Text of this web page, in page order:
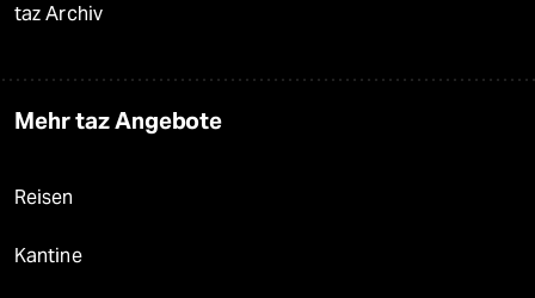
taz Archiv
Mehr taz Angebote
Reisen
Kantine